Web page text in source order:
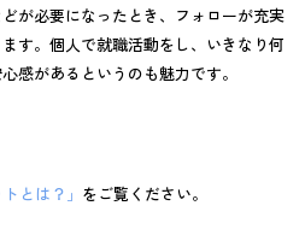
が必要になったとき、フォローが充実
す。個人で就職活動をし、いきなり何
感があるというのも魅力です。
とは？」 をご覧ください。